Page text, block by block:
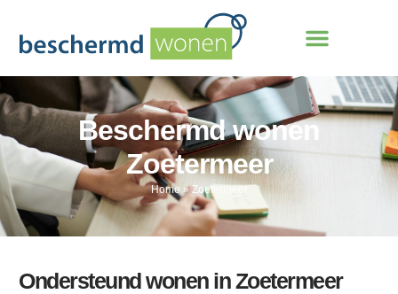
Beschermd wonen
Zoetermeer
Home »Zoetermeer
Ondersteund wonen in Zoetermeer